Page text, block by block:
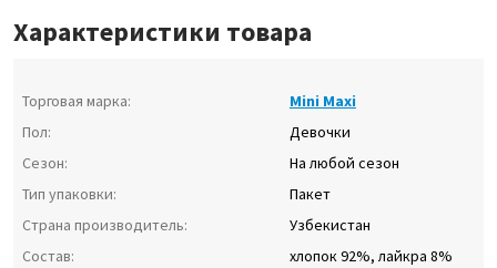
Характеристики товара
Торговая марка:
Mini Maxi
Пол:
Девочки
Сезон:
На любой сезон
Тип упаковки:
Пакет
Страна производитель:
Узбекистан
Состав:
хлопок 92%, лайкра 8%